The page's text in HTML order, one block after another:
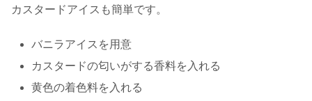
カスタードアイスも簡単です。
バニラアイスを用意
カスタードの匂いがする香料を入れる
黄色の着色料を入れる